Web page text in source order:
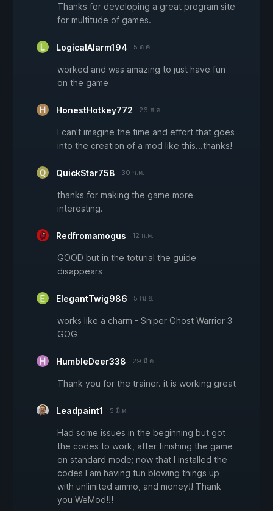
Thanks for developing a great program site
for multitude of games.
LogicalAlarm194 5 ต.ค.
worked and was amazing to just have fun
on the game
HonestHotkey772 26 ส.ค.
I can't imagine the time and effort that goes
into the creation of a mod like this...thanks!
QuickStar758 30 ก.ค.
thanks for making the game more
interesting.
Redfromamogus 12 ก.ค.
GOOD but in the toturial the guide
disappears
ElegantTwig986 5 เม.ย.
works like a charm - Sniper Ghost Warrior 3
GOG
HumbleDeer338 29 มี.ค.
Thank you for the trainer. it is working great
Leadpaint1 5 มี.ค.
Had some issues in the beginning but got
the codes to work, after finishing the game
on standard mode; now that I installed the
codes I am having fun blowing things up
with unlimited ammo, and money!! Thank
you WeMod!!!